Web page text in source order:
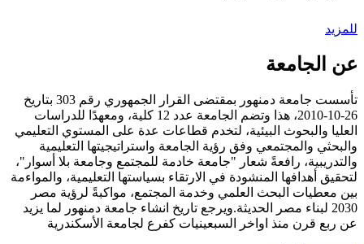
للمزيد
عن الجامعة
تأسست جامعة دمنهور بمقتضى القرار الجمهوري رقم 303 بتاريخ
26-10-2010، هذا وتضم الجامعة عدد 12 كلية، ومعهدًا للدراسات
العليا والبحوث البيئية، لتخدم قطاعات عدة على المستوي التعليمي
والبحثي والمجتمعي وفق رؤية الجامعة واستراتيجيتها التعليمية
والتدريبية، رافعةً شعار "جامعة خادمة للمجتمع وجامعة بلا أسوار"،
لتحقيق أهدافها المنشودة في الارتقاء بسياستها التعليمية، والمواءمة
بين معطيات البحث العلمي وخدمة المجتمع، مواكبةً لرؤية مصر
2030 لبناء مصر الحديثة.ويرجع تاريخ انشاء جامعة دمنهور لما يزيد
عن ربع قرن منذ اواخر السبعينيات كفرع لجامعة الأسكندرية